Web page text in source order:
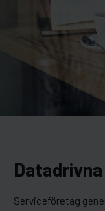
Serviceföretag